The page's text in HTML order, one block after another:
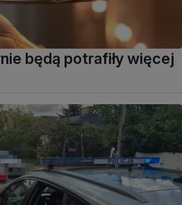
będą potrafiły więcej